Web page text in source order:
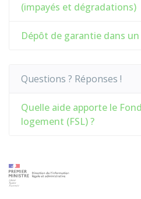
(impayés et dégradations)
Dépôt de garantie dans
Questions ? Réponses !
Quelle aide apporte le
logement (FSL) ?